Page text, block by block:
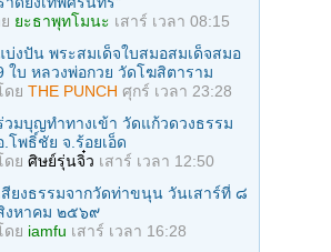
ยะธาพุทโมนะ เสาร์ เวลา 08:15
บ่งปัน พระสมเด็จใบสมอสมเด็จสมอ
ใบ หลวงพ่อกวย วัดโฆสิตาราม
ดย THE PUNCH ศุกร์ เวลา 23:28
วมบุญทําทางเข้า วัดแก้วดวงธรรม
.โพธิ์ชัย จ.ร้อยเอ็ด
ดย ศิษย์รุ่นจิ๋ว เสาร์ เวลา 12:50
สียงธรรมจากวัดท่าขนุน วันเสาร์ที่ ๘
งหาคม ๒๕๖๙
ดย iamfu เสาร์ เวลา 16:28